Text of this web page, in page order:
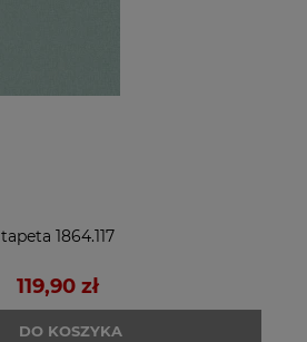
tapeta 1864.117
119,90 zł
DO KOSZYKA